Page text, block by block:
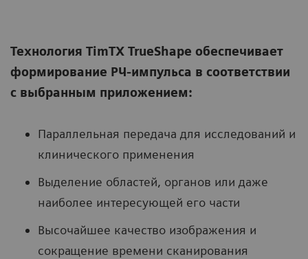
Технология TimTX TrueShape обеспечивает
формирование РЧ-импульса в соответствии
с выбранным приложением:
Параллельная передача для исследований и
клинического применения
Выделение областей, органов или даже
наиболее интересующей его части
Высочайшее качество изображения и
сокращение времени сканирования